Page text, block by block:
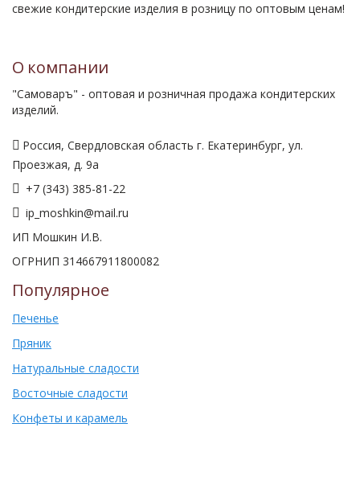
свежие кондитерские изделия в розницу по оптовым ценам!
О компании
"Самоваръ" - оптовая и розничная продажа кондитерских
изделий.
Россия, Свердловская область г. Екатеринбург, ул.
Проезжая, д. 9а
+7 (343) 385-81-22
ip_moshkin@mail.ru
ИП Мошкин И.В.
ОГРНИП 314667911800082
Популярное
Печенье
Пряник
Натуральные сладости
Восточные сладости
Конфеты и карамель